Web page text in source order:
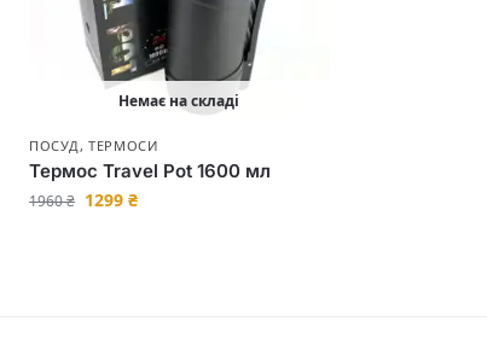
Немає на складі
ПОСУД, ТЕРМОСИ
Термос Travel Pot 1600 мл
1960₴ 1299₴